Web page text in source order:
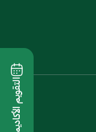
التقويم الأكاديمي